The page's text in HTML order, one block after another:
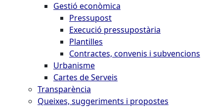
Gestió econòmica
Pressupost
Execució pressupostària
Plantilles
Contractes, convenis i subvencions
Urbanisme
Cartes de Serveis
Transparència
Queixes, suggeriments i propostes